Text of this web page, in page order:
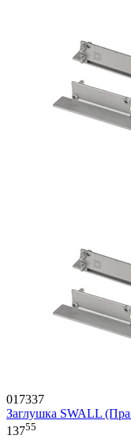
017337
Заглушка SWALL
13755